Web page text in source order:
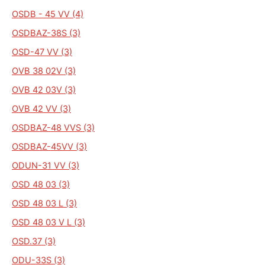
OSDB - 45 VV (4)
OSDBAZ-38S (3)
OSD-47 VV (3)
OVB 38 02V (3)
OVB 42 03V (3)
OVB 42 VV (3)
OSDBAZ-48 VVS (3)
OSDBAZ-45VV (3)
ODUN-31 VV (3)
OSD 48 03 (3)
OSD 48 03 L (3)
OSD 48 03 V L (3)
OSD.37 (3)
ODU-33S (3)